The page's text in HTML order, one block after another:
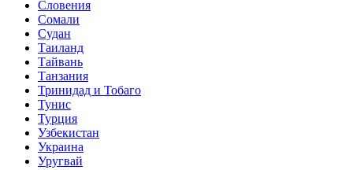
Словения
Сомали
Судан
Таиланд
Тайвань
Танзания
Тринидад и Тобаго
Тунис
Турция
Узбекистан
Украина
Уругвай